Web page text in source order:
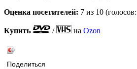
Оценка посетителей: 7 из 10
Купить / наOzon
Поделиться